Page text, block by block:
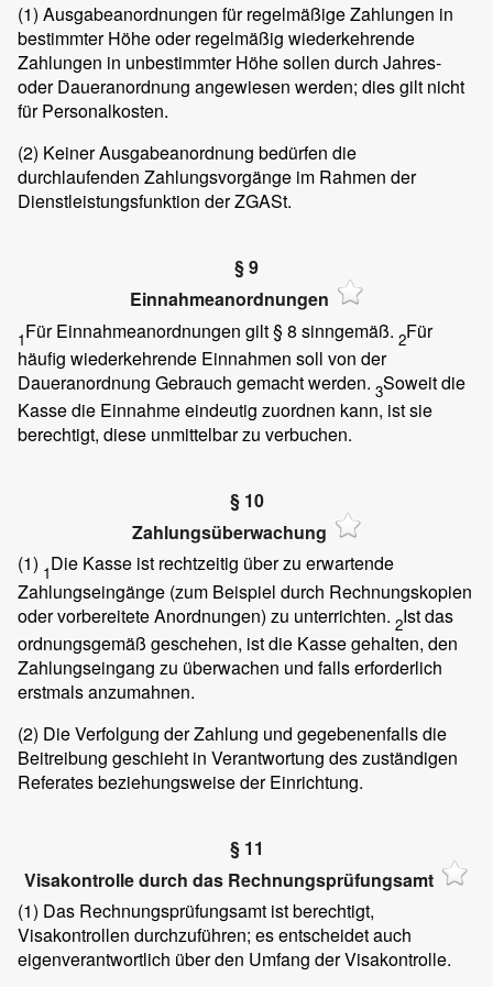
(1) Ausgabeanordnungen für regelmäßige Zahlungen in
bestimmter Höhe oder regelmäßig wiederkehrende
Zahlungen in unbestimmter Höhe sollen durch Jahres-
oder Daueranordnung angewiesen werden; dies gilt nicht
für Personalkosten.
(2) Keiner Ausgabeanordnung bedürfen die
durchlaufenden Zahlungsvorgänge im Rahmen der
Dienstleistungsfunktion der ZGASt.
§ 9
Einnahmeanordnungen
1Für Einnahmeanordnungen gilt § 8 sinngemäß. 2Für
häufig wiederkehrende Einnahmen soll von der
Daueranordnung Gebrauch gemacht werden. 3Soweit die
Kasse die Einnahme eindeutig zuordnen kann, ist sie
berechtigt, diese unmittelbar zu verbuchen.
§ 10
Zahlungsüberwachung
(1) 1Die Kasse ist rechtzeitig über zu erwartende
Zahlungseingänge (zum Beispiel durch Rechnungskopien
oder vorbereitete Anordnungen) zu unterrichten. 2Ist das
ordnungsgemäß geschehen, ist die Kasse gehalten, den
Zahlungseingang zu überwachen und falls erforderlich
erstmals anzumahnen.
(2) Die Verfolgung der Zahlung und gegebenenfalls die
Beitreibung geschieht in Verantwortung des zuständigen
Referates beziehungsweise der Einrichtung.
§ 11
Visakontrolle durch das Rechnungsprüfungsamt
(1) Das Rechnungsprüfungsamt ist berechtigt,
Visakontrollen durchzuführen; es entscheidet auch
eigenverantwortlich über den Umfang der Visakontrolle.